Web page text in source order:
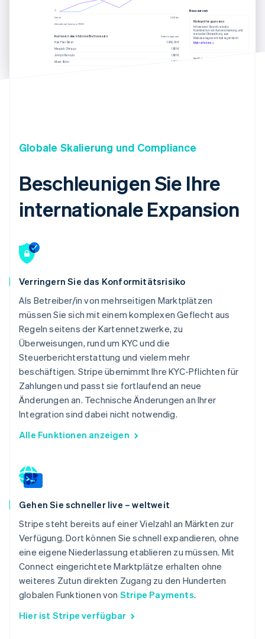
Heute 12. März
Aktualisiert heute um 07:50
Konten mit dem höchsten Bruttoumsatz Daten insgesamt
Hair Flair Salon 1.902,00 €
Margie’s Chicago 1.801 €
Jenny’s Haircuts
1.801 €
Muse Salon
1.801 €
Ressourcen
Risikoprüfungsprozess
Informieren Sie sich, wie die
Kombination von Automatisierung und
manueller Überprüfung zum
Risikomanagement beitragen kann.
Mehr erfahren
Verifizierungsantworten verarbeiten
Globale Skalierung und Compliance
Beschleunigen Sie Ihre
internationale Expansion
Verringern Sie das Konformitätsrisiko
Als Betreiber/in von mehrseitigen Marktplätzen
müssen Sie sich mit einem komplexen Geflecht aus
Regeln seitens der Kartennetzwerke, zu
Überweisungen, rund um KYC und die
Steuerberichterstattung und vielem mehr
beschäftigen. Stripe übernimmt Ihre KYC-Pflichten für
Zahlungen und passt sie fortlaufend an neue
Änderungen an. Technische Änderungen an Ihrer
Integration sind dabei nicht notwendig.
Alle Funktionen anzeigen
Gehen Sie schneller live – weltweit
Stripe steht bereits auf einer Vielzahl an Märkten zur
Verfügung. Dort können Sie schnell expandieren, ohne
eine eigene Niederlassung etablieren zu müssen. Mit
Connect eingerichtete Marktplätze erhalten ohne
weiteres Zutun direkten Zugang zu den Hunderten
globalen Funktionen von Stripe Payments.
Hier ist Stripe verfügbar